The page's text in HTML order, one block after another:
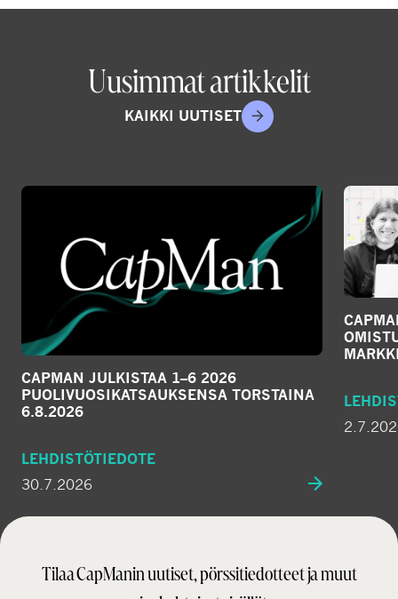
Uusimmat artikkelit
KAIKKI UUTISET
CAPMAN JULKISTAA 1–6 2026
PUOLIVUOSIKATSAUKSENSA TORSTAINA
6.8.2026
LEHDISTÖTIEDOTE
30.7.2026
Tilaa CapManin uutiset, pörssitiedotteet ja muut